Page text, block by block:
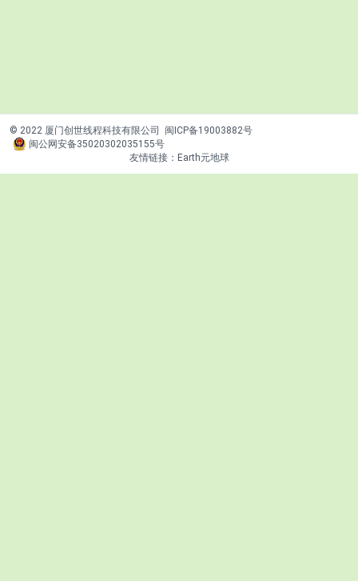
© 2022 厦门创世线程科技有限公司
闽ICP备19003882号
闽公网安备35020302035155号
友情链接： Earth元地球